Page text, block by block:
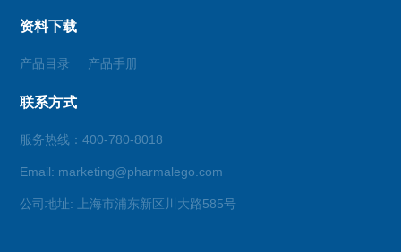
资料下载
产品目录 产品手册
联系方式
服务热线：400-780-8018
Email: marketing@pharmalego.com
公司地址: 上海市浦东新区川大路585号